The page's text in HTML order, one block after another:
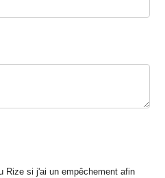
Rize si j'ai un empêchement afin